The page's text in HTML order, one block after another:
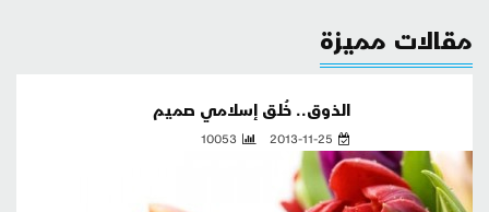
مقالات مميزة
الذوق.. خُلق إسلامي صميم
2013-11-25
10053